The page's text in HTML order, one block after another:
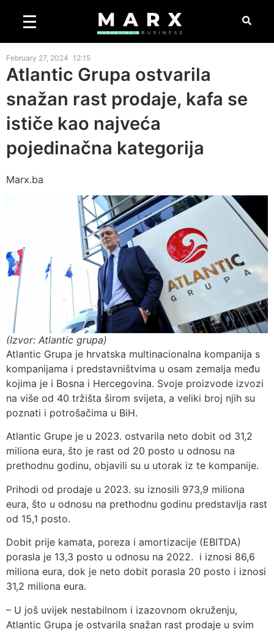
February 27, 2024 12:15
Atlantic Grupa ostvarila
snažan rast prodaje, kafa se
ističe kao najveća
pojedinačna kategorija
Marx.ba
(Izvor: Atlantic grupa)
Atlantic Grupa je hrvatska multinacionalna kompanija s
kompanijama i predstavništvima u osam zemalja među
kojima je i Bosna i Hercegovina. Svoje proizvode izvozi
na više od 40 tržišta širom svijeta, a veliki broj njih su
poznati i potrošačima u BiH.
Atlantic Grupe je u 2023. ostvarila neto dobit od 31,2
miliona eura, što je rast od 20 posto u odnosu na
prethodnu godinu, objavili su u utorak iz te kompanije.
Prihodi od prodaje u 2023. su iznosili 973,9 miliona
eura, što u odnosu na prethodnu godinu predstavlja rast
od 15,1 posto.
Dobit prije kamata, poreza i amortizacije (EBITDA)
porasla je 13,3 posto u odnosu na 2022. i iznosi 86,6
miliona eura, dok je neto dobit porasla 20 posto i iznosi
31,2 miliona eura.
– U još uvijek nestabilnom i izazovnom okruženju,
Atlantic Grupa je ostvarila snažan rast prodaje u svim